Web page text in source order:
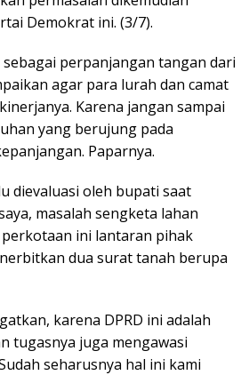
Demokrat ini. (3/7).
perpanjangan tangan dari
agar para lurah dan camat
Karena jangan sampai
yang berujung pada
Paparnya.
dievaluasi oleh bupati saat
masalah sengketa lahan
ini lantaran pihak
dua surat tanah berupa
karena DPRD ini adalah
tugasnya juga mengawasi
seharusnya hal ini kami